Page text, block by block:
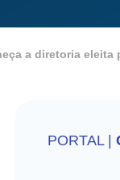
a diretoria eleita
PORTAL |